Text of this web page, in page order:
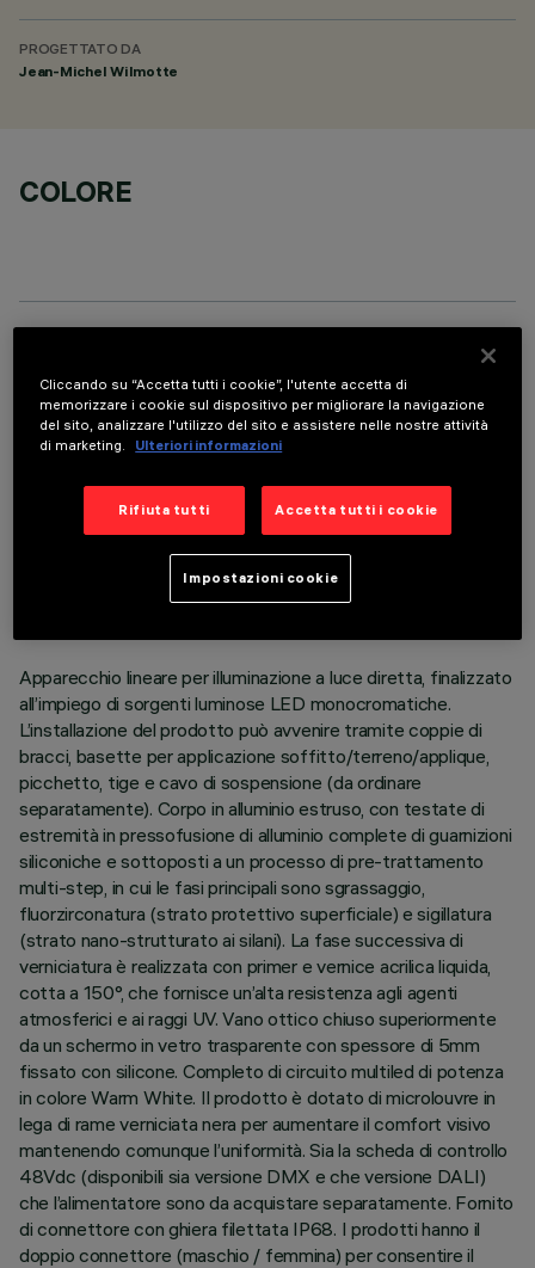
PROGETTATO DA
Jean-Michel Wilmotte
COLORE
DATI TECNICI
ULTIMO AGGIORNAMENTO: 06/08/2026
Apparecchio lineare per illuminazione a luce diretta, finalizzato
all’impiego di sorgenti luminose LED monocromatiche.
L’installazione del prodotto può avvenire tramite coppie di
bracci, basette per applicazione soffitto/terreno/applique,
picchetto, tige e cavo di sospensione (da ordinare
separatamente). Corpo in alluminio estruso, con testate di
estremità in pressofusione di alluminio complete di guarnizioni
siliconiche e sottoposti a un processo di pre-trattamento
multi-step, in cui le fasi principali sono sgrassaggio,
fluorzirconatura (strato protettivo superficiale) e sigillatura
(strato nano-strutturato ai silani). La fase successiva di
verniciatura è realizzata con primer e vernice acrilica liquida,
cotta a 150°, che fornisce un’alta resistenza agli agenti
atmosferici e ai raggi UV. Vano ottico chiuso superiormente
da un schermo in vetro trasparente con spessore di 5mm
fissato con silicone. Completo di circuito multiled di potenza
in colore Warm White. Il prodotto è dotato di microlouvre in
lega di rame verniciata nera per aumentare il comfort visivo
mantenendo comunque l’uniformità. Sia la scheda di controllo
48Vdc (disponibili sia versione DMX e che versione DALI)
che l’alimentatore sono da acquistare separatamente. Fornito
di connettore con ghiera filettata IP68. I prodotti hanno il
doppio connettore (maschio / femmina) per consentire il
Cliccando su “Accetta tutti i cookie”, l'utente accetta di
memorizzare i cookie sul dispositivo per migliorare la navigazione
del sito, analizzare l'utilizzo del sito e assistere nelle nostre attività
di marketing.
Ulteriori informazioni
Rifiuta tutti Accetta tutti i cookie
Impostazioni cookie